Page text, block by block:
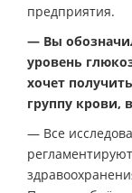
предприятия.
— Вы
уровень
хочет
группу крови,
— Все